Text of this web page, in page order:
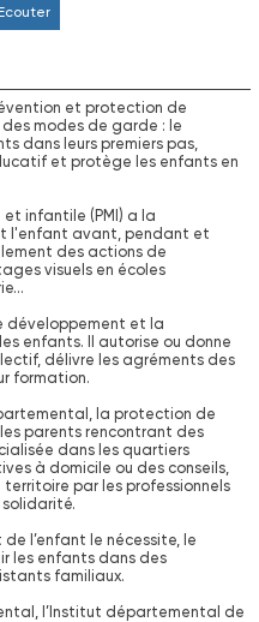
et protection de
modes de garde : le
dans leurs premiers pas,
et protège les enfants en
infantile (PMI) a la
l'enfant avant, pendant et
des actions de
visuels en écoles
développement et la
enfants. Il autorise ou donne
délivre les agréments des
formation.
la protection de
parents rencontrant des
dans les quartiers
à domicile ou des conseils,
par les professionnels
l’enfant le nécessite, le
les enfants dans des
familiaux.
l’Institut départemental de